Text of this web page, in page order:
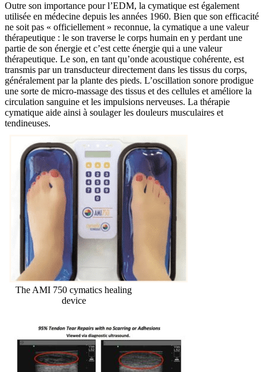
Outre son importance pour l’EDM, la cymatique est également
utilisée en médecine depuis les années 1960. Bien que son efficacité
ne soit pas « officiellement » reconnue, la cymatique a une valeur
thérapeutique : le son traverse le corps humain en y perdant une
partie de son énergie et c’est cette énergie qui a une valeur
thérapeutique. Le son, en tant qu’onde acoustique cohérente, est
transmis par un transducteur directement dans les tissus du corps,
généralement par la plante des pieds. L’oscillation sonore prodigue
une sorte de micro-massage des tissus et des cellules et améliore la
circulation sanguine et les impulsions nerveuses. La thérapie
cymatique aide ainsi à soulager les douleurs musculaires et
tendineuses.
The AMI 750 cymatics healing
device